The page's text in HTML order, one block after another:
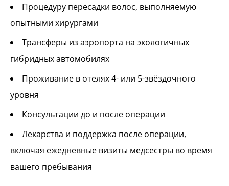
Процедуру пересадки волос, выполняемую
опытными хирургами
Трансферы из аэропорта на экологичных
гибридных автомобилях
Проживание в отелях 4- или 5-звёздочного
уровня
Консультации до и после операции
Лекарства и поддержка после операции,
включая ежедневные визиты медсестры во время
вашего пребывания